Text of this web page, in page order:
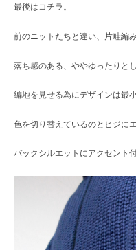
最後はコチラ。
前のニットたちと違い、片畦編
落ち感のある、ややゆったりと
編地を見せる為にデザインは最
色を切り替えているのとヒジに
バックシルエットにアクセント